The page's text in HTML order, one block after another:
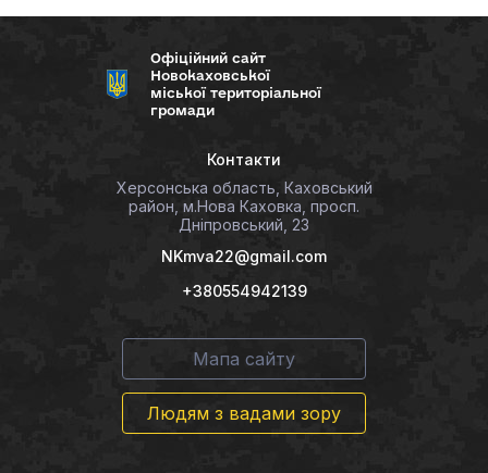
Офіційний сайт
Новокаховської
міської територіальної
громади
Контакти
Херсонська область, Каховський
район, м.Нова Каховка, просп.
Дніпровський, 23
NKmva22@gmail.com
+380554942139
Мапа сайту
Людям з вадами зору